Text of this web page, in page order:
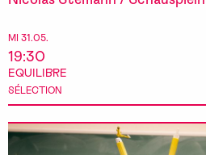
MI 31.05.
19:30
EQUILIBRE
SÉLECTION